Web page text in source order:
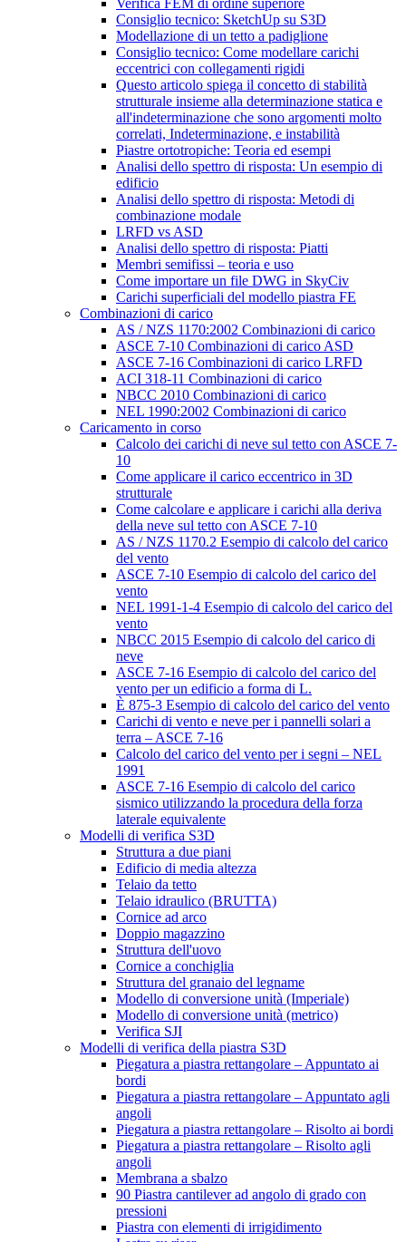
Verifica FEM di ordine superiore
Consiglio tecnico: SketchUp su S3D
Modellazione di un tetto a padiglione
Consiglio tecnico: Come modellare carichi
eccentrici con collegamenti rigidi
Questo articolo spiega il concetto di stabilità
strutturale insieme alla determinazione statica e
all'indeterminazione che sono argomenti molto
correlati, Indeterminazione, e instabilità
Piastre ortotropiche: Teoria ed esempi
Analisi dello spettro di risposta: Un esempio di
edificio
Analisi dello spettro di risposta: Metodi di
combinazione modale
LRFD vs ASD
Analisi dello spettro di risposta: Piatti
Membri semifissi – teoria e uso
Come importare un file DWG in SkyCiv
Carichi superficiali del modello piastra FE
Combinazioni di carico
AS / NZS 1170:2002 Combinazioni di carico
ASCE 7-10 Combinazioni di carico ASD
ASCE 7-16 Combinazioni di carico LRFD
ACI 318-11 Combinazioni di carico
NBCC 2010 Combinazioni di carico
NEL 1990:2002 Combinazioni di carico
Caricamento in corso
Calcolo dei carichi di neve sul tetto con ASCE 7-
10
Come applicare il carico eccentrico in 3D
strutturale
Come calcolare e applicare i carichi alla deriva
della neve sul tetto con ASCE 7-10
AS / NZS 1170.2 Esempio di calcolo del carico
del vento
ASCE 7-10 Esempio di calcolo del carico del
vento
NEL 1991-1-4 Esempio di calcolo del carico del
vento
NBCC 2015 Esempio di calcolo del carico di
neve
ASCE 7-16 Esempio di calcolo del carico del
vento per un edificio a forma di L.
È 875-3 Esempio di calcolo del carico del vento
Carichi di vento e neve per i pannelli solari a
terra – ASCE 7-16
Calcolo del carico del vento per i segni – NEL
1991
ASCE 7-16 Esempio di calcolo del carico
sismico utilizzando la procedura della forza
laterale equivalente
Modelli di verifica S3D
Struttura a due piani
Edificio di media altezza
Telaio da tetto
Telaio idraulico (BRUTTA)
Cornice ad arco
Doppio magazzino
Struttura dell'uovo
Cornice a conchiglia
Struttura del granaio del legname
Modello di conversione unità (Imperiale)
Modello di conversione unità (metrico)
Verifica SJI
Modelli di verifica della piastra S3D
Piegatura a piastra rettangolare – Appuntato ai
bordi
Piegatura a piastra rettangolare – Appuntato agli
angoli
Piegatura a piastra rettangolare – Risolto ai bordi
Piegatura a piastra rettangolare – Risolto agli
angoli
Membrana a sbalzo
90 Piastra cantilever ad angolo di grado con
pressioni
Piastra con elementi di irrigidimento